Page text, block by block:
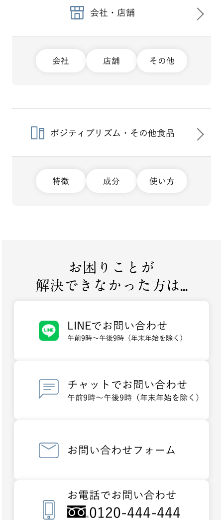
会社・店舗
会社 店舗 その他
ポジティブリズム・その他食品
特徴 成分 使い方
お困りことが
解決できなかった方は...
LINEでお問い合わせ
午前9時～午後9時（年末年始を除く）
チャットでお問い合わせ
午前9時～午後9時（年末年始を除く）
お問い合わせフォーム
お電話でお問い合わせ
0120-444-444